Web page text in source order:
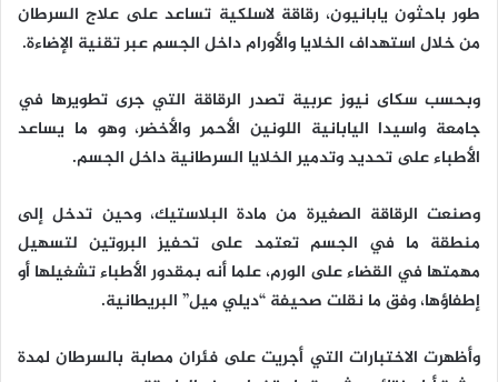
طور باحثون يابانيون، رقاقة لاسلكية تساعد على علاج السرطان
من خلال استهداف الخلايا والأورام داخل الجسم عبر تقنية الإضاءة.
وبحسب سكاى نيوز عربية تصدر الرقاقة التي جرى تطويرها في
جامعة واسيدا اليابانية اللونين الأحمر والأخضر، وهو ما يساعد
الأطباء على تحديد وتدمير الخلايا السرطانية داخل الجسم.
وصنعت الرقاقة الصغيرة من مادة البلاستيك، وحين تدخل إلى
منطقة ما في الجسم تعتمد على تحفيز البروتين لتسهيل
مهمتها في القضاء على الورم، علما أنه بمقدور الأطباء تشغيلها أو
إطفاؤها، وفق ما نقلت صحيفة “ديلي ميل” البريطانية.
وأظهرت الاختبارات التي أجريت على فئران مصابة بالسرطان لمدة